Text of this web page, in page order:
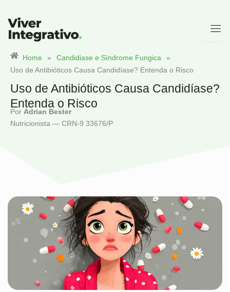
para
conteúdo
Home » Candidiase e Síndrome Fungica
»
Uso de Antibióticos Causa Candidíase? Entenda o Risco
Uso de Antibióticos Causa Candidíase?
Entenda o Risco
Por Adrian Bester
Nutricionista — CRN-9 33676/P